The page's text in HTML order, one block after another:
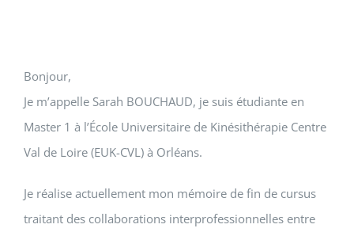
Bonjour,
Je m’appelle Sarah BOUCHAUD, je suis étudiante en
Master 1 à l’École Universitaire de Kinésithérapie Centre
Val de Loire (EUK-CVL) à Orléans.
Je réalise actuellement mon mémoire de fin de cursus
traitant des collaborations interprofessionnelles entre